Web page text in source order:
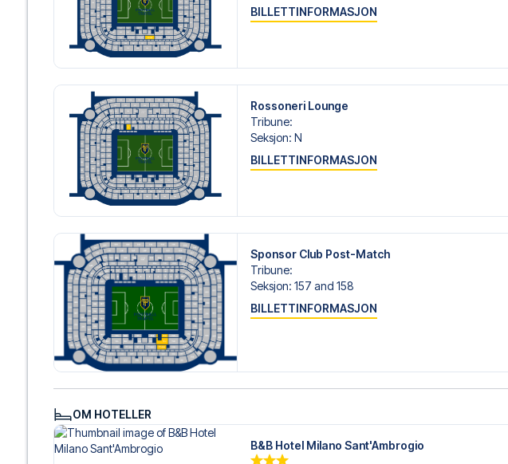
BILLETTINFORMASJON
Rossoneri Lounge
Tribune:
Seksjon: N
BILLETTINFORMASJON
Sponsor Club Post-Match
Tribune:
Seksjon: 157 and 158
BILLETTINFORMASJON
OM HOTELLER
B&B Hotel Milano Sant'Ambrogio